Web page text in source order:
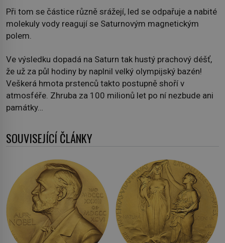
Při tom se částice různě srážejí, led se odpařuje a nabité
molekuly vody reagují se Saturnovým magnetickým
polem.
Ve výsledku dopadá na Saturn tak hustý prachový déšť,
že už za půl hodiny by naplnil velký olympijský bazén!
Veškerá hmota prstenců takto postupně shoří v
atmosféře. Zhruba za 100 milionů let po ní nezbude ani
památky…
SOUVISEJÍCÍ ČLÁNKY